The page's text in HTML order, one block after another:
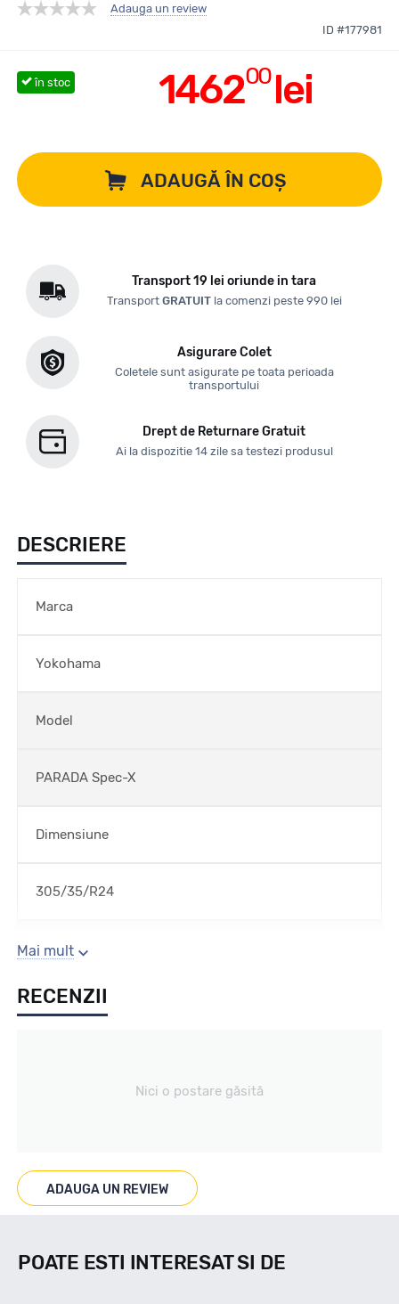
Adauga un review
ID #177981
146200lei
în stoc
ADAUGĂ ÎN COȘ
Transport 19 lei oriunde in tara
Transport GRATUITla comenzi peste 990 lei
Asigurare Colet
Coletele sunt asigurate pe toata perioada
transportului
Drept de Returnare Gratuit
Ai la dispozitie 14 zile sa testezi produsul
DESCRIERE
Marca
Yokohama
Model
PARADA Spec-X
Dimensiune
305/35/R24
Sezon
Vara
Marcat M+S
Mai mult
RECENZII
Nici o postare găsită
ADAUGA UN REVIEW
POATE ESTI INTERESAT SI DE